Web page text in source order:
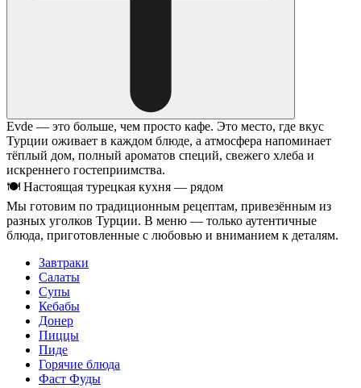
Evde — это больше, чем просто кафе. Это место, где вкус
Турции оживает в каждом блюде, а атмосфера напоминает
тёплый дом, полный ароматов специй, свежего хлеба и
искреннего гостеприимства.
🍽 Настоящая турецкая кухня — рядом
Мы готовим по традиционным рецептам, привезённым из
разных уголков Турции. В меню — только аутентичные
блюда, приготовленные с любовью и вниманием к деталям.
Завтраки
Салаты
Супы
Кебабы
Донер
Пиццы
Пиде
Горячие блюда
Фаст Фуды